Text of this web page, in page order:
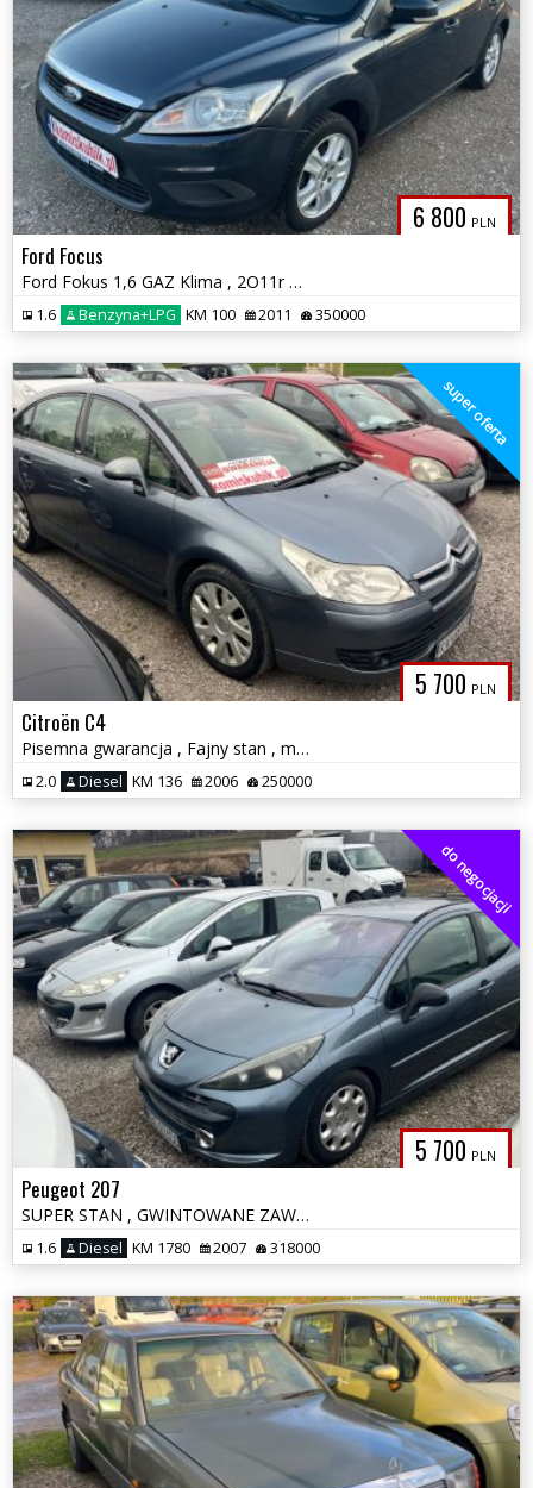
6 800 PLN
Ford Focus
Ford Fokus 1,6 GAZ Klima , 2O11r możliwa zamiana
1.6 Benzyna+LPG KM 100 2011 350000
5 700 PLN
super oferta
Citroën C4
Pisemna gwarancja , Fajny stan , możliwa zamiana
2.0 Diesel KM 136 2006 250000
5 700 PLN
do negocjacji
Peugeot 207
SUPER STAN , GWINTOWANE ZAWIESZENIE , ZWIĘKSZONA MOC SILNIKA
1.6 Diesel KM 1780 2007 318000